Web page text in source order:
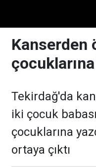
Kanserden
Tekirdağ'da
iki çocuk
çocuklarına
ortaya çıktı